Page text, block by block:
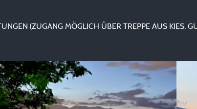
(ZUGANG MÖGLICH ÜBER TREPPE AUS KIES,